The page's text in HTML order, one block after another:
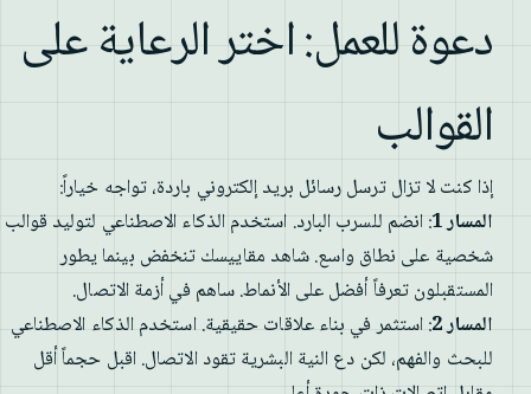
دعوة للعمل: اختر الرعاية على
القوالب
إذا كنت لا تزال ترسل رسائل بريد إلكتروني باردة، تواجه خياراً:
المسار 1 : انضم للسرب البارد. استخدم الذكاء الاصطناعي لتوليد قوالب
شخصية على نطاق واسع. شاهد مقاييسك تنخفض بينما يطور
المستقبلون تعرفاً أفضل على الأنماط. ساهم في أزمة الاتصال.
المسار 2 : استثمر في بناء علاقات حقيقية. استخدم الذكاء الاصطناعي
للبحث والفهم، لكن دع النية البشرية تقود الاتصال. اقبل حجماً أقل